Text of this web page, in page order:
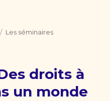
Catégories
Les séminaires
droits à
un monde